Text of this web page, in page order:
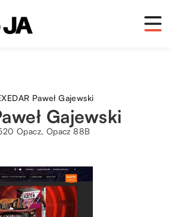
Paweł Gajewski
Gajewski
Opacz, Opacz 88B